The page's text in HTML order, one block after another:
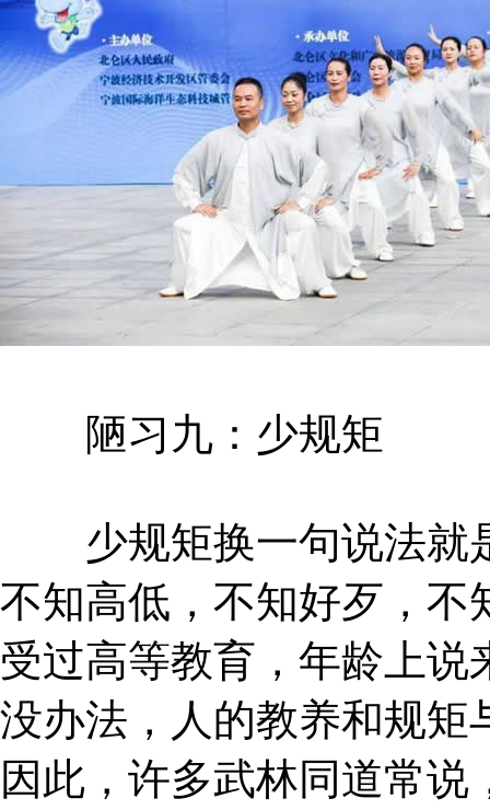
陋习九：少规矩
少规矩换一句说法就
不知高低，不知好歹，不
受过高等教育，年龄上
没办法，人的教养和规矩
因此，许多武林同道常